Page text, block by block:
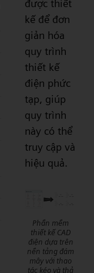
được thiết
kế để đơn
giản hóa
quy trình
thiết kế
điện phức
tạp, giúp
quy trình
này có thể
truy cập và
hiệu quả.
Phần mềm
thiết kế CAD
điện dựa trên
nền tảng đám
mây với thao
tác kéo và thả